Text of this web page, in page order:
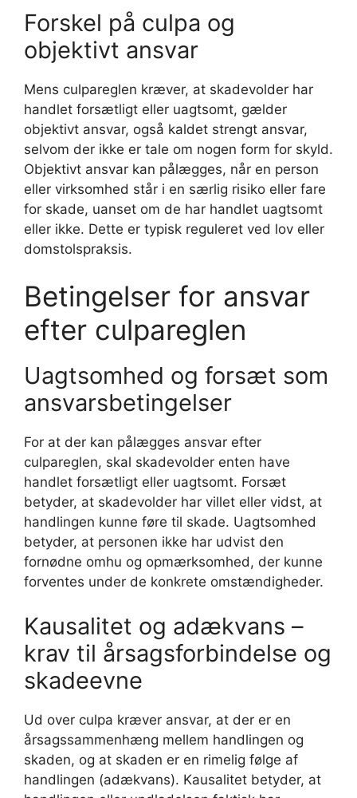
Forskel på culpa og
objektivt ansvar
Mens culpareglen kræver, at skadevolder har
handlet forsætligt eller uagtsomt, gælder
objektivt ansvar, også kaldet strengt ansvar,
selvom der ikke er tale om nogen form for skyld.
Objektivt ansvar kan pålægges, når en person
eller virksomhed står i en særlig risiko eller fare
for skade, uanset om de har handlet uagtsomt
eller ikke. Dette er typisk reguleret ved lov eller
domstolspraksis.
Betingelser for ansvar
efter culpareglen
Uagtsomhed og forsæt som
ansvarsbetingelser
For at der kan pålægges ansvar efter
culpareglen, skal skadevolder enten have
handlet forsætligt eller uagtsomt. Forsæt
betyder, at skadevolder har villet eller vidst, at
handlingen kunne føre til skade. Uagtsomhed
betyder, at personen ikke har udvist den
fornødne omhu og opmærksomhed, der kunne
forventes under de konkrete omstændigheder.
Kausalitet og adækvans –
krav til årsagsforbindelse og
skadeevne
Ud over culpa kræver ansvar, at der er en
årsagssammenhæng mellem handlingen og
skaden, og at skaden er en rimelig følge af
handlingen (adækvans). Kausalitet betyder, at